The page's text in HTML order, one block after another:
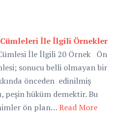
Cümleleri İle İlgili Örnekler
İle İlgili 20 Örnek Ön
sonucu belli olmayan bir
önceden edinilmiş
peşin hüküm demektir. Bu
ön plan…Read More